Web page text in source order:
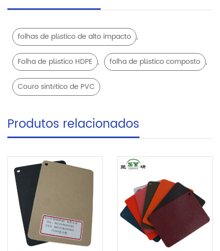
folhas de plástico de alto impacto ,
Folha de plástico HDPE , folha de plástico composto ,
Couro sintético de PVC
Produtos relacionados